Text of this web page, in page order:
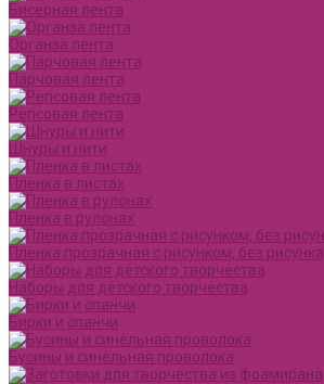
Бисерная лента
Органза лента
Парчовая лента
Репсовая лента
Шнуры и нити
Пленка в листах
Пленка в рулонах
Пленка прозрачная с рисунком, без рисунка
Наборы для детского творчества
Бирки и спанчи
Бусины и синельная проволока